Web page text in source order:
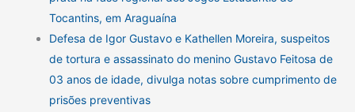
Tocantins, em Araguaína
Defesa de Igor Gustavo e Kathellen Moreira, suspeitos
de tortura e assassinato do menino Gustavo Feitosa de
03 anos de idade, divulga notas sobre cumprimento de
prisões preventivas